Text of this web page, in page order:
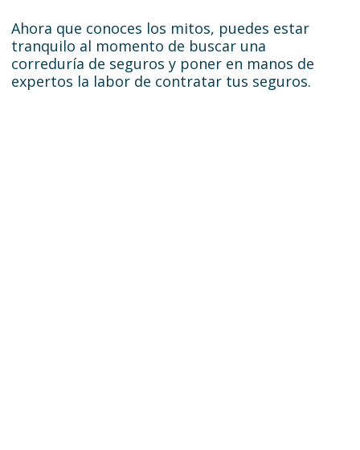
Ahora que conoces los mitos, puedes estar
tranquilo al momento de buscar una
correduría de seguros y poner en manos de
expertos la labor de contratar tus seguros.